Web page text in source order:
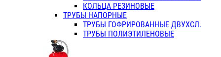
КОЛЬЦА РЕЗИНОВЫЕ
ТРУБЫ НАПОРНЫЕ
ТРУБЫ ГОФРИРОВАННЫЕ ДВУХСЛ.
ТРУБЫ ПОЛИЭТИЛЕНОВЫЕ